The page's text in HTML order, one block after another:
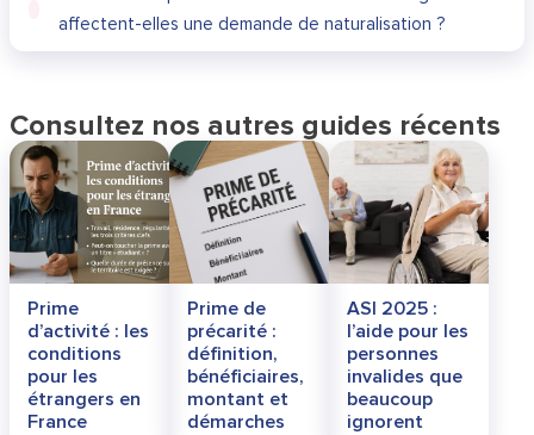
affectent-elles une demande de naturalisation ?
Consultez nos autres guides récents
Prime
d’activité : les
conditions
pour les
étrangers en
France
Prime de
précarité :
définition,
bénéficiaires,
montant et
démarches
ASI 2025 :
l’aide pour les
personnes
invalides que
beaucoup
ignorent